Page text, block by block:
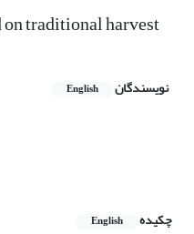
traditional harvest
نویسندگان English
چکیده
English